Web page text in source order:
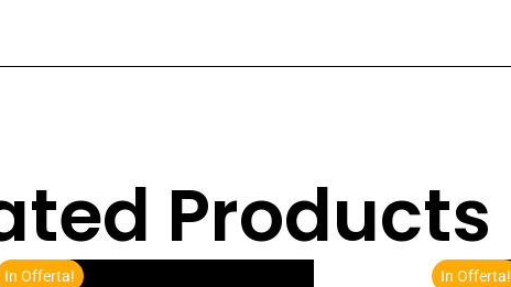
Products
In Offerta! In Offerta!